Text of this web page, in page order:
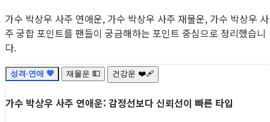
가수 박상우 사주 연애운, 가수 박상우 사주 재물운, 가수 박상우 사
주 궁합 포인트를 팬들이 궁금해하는 포인트 중심으로 정리했습니
다.
성격·연애 💖 재물운 💵 건강운 ❤️‍🩹
가수 박상우 사주 연애운: 감정선보다 신뢰선이 빠른 타입